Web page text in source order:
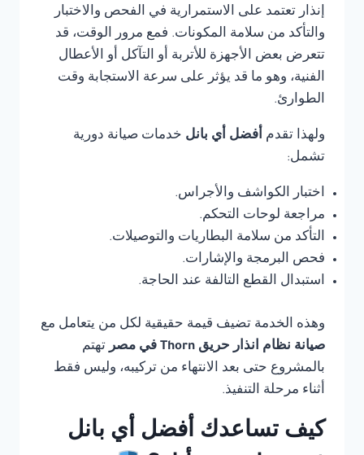
إنذار تعتمد على الاستمرارية في الفحص والاختبار
والتأكد من سلامة المكونات. فمع مرور الوقت، قد
تتعرض بعض الأجهزة للأتربة أو التآكل أو الأعطال
الفنية، وهو ما قد يؤثر على سرعة الاستجابة وقت
الطوارئ.
ولهذا تقدم أفضل أي بانل خدمات صيانة دورية
تشمل:
اختبار الكواشف والأجراس.
مراجعة لوحات التحكم.
التأكد من سلامة البطاريات والتوصيلات.
فحص البرمجة والإشارات.
استبدال القطع التالفة عند الحاجة.
وهذه الخدمة تضيف قيمة حقيقية لكل من يتعامل مع
صيانة نظام انذار حريق Thorn في مصر
تهتم
بالمشروع حتى بعد الانتهاء من تركيبه، وليس فقط
أثناء مرحلة التنفيذ.
كيف تساعدك أفضل أي بانل